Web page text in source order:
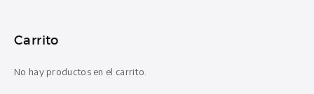
Carrito
No hay productos en el carrito.